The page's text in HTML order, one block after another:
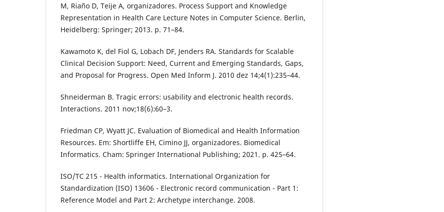
M, Riaño D, Teije A, organizadores. Process Support and Knowledge
Representation in Health Care Lecture Notes in Computer Science. Berlin,
Heidelberg: Springer; 2013. p. 71–84.
Kawamoto K, del Fiol G, Lobach DF, Jenders RA. Standards for Scalable
Clinical Decision Support: Need, Current and Emerging Standards, Gaps,
and Proposal for Progress. Open Med Inform J. 2010 dez 14;4(1):235–44.
Shneiderman B. Tragic errors: usability and electronic health records.
Interactions. 2011 nov;18(6):60–3.
Friedman CP, Wyatt JC. Evaluation of Biomedical and Health Information
Resources. Em: Shortliffe EH, Cimino JJ, organizadores. Biomedical
Informatics. Cham: Springer International Publishing; 2021. p. 425–64.
ISO/TC 215 - Health informatics. International Organization for
Standardization (ISO) 13606 - Electronic record communication - Part 1:
Reference Model and Part 2: Archetype interchange. 2008.